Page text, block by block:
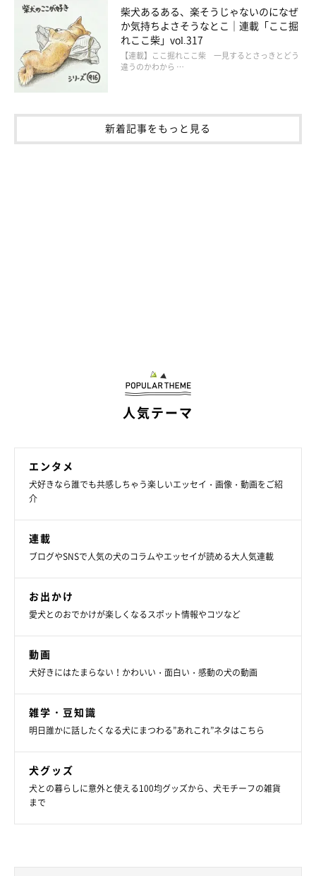
人間にはわからないけれど、たぶんバスマットには、かぼちゃ
クンクンしていましたよ。さて、これを置いたらどうなるでしょ
う？
柴犬あるある、楽そうじゃないのになぜ
か気持ちよさそうなとこ｜連載「ここ掘
れここ柴」vol.317
【連載】ここ掘れここ柴 一見するとさっきとどう
違うのかわから …
新着記事をもっと見る
人気テーマ
エンタメ
犬好きなら誰でも共感しちゃう楽しいエッセイ・画像・動画をご紹
介
連載
ブログやSNSで人気の犬のコラムやエッセイが読める大人気連載
お出かけ
愛犬とのおでかけが楽しくなるスポット情報やコツなど
動画
犬好きにはたまらない！かわいい・面白い・感動の犬の動画
雑学・豆知識
明日誰かに話したくなる犬にまつわる”あれこれ”ネタはこちら
犬グッズ
犬との暮らしに意外と使える100均グッズから、犬モチーフの雑貨
まで